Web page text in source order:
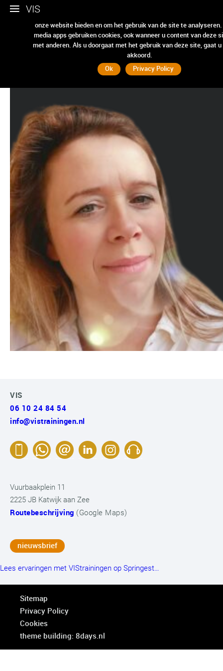
VIS
jolanda_50
VIS
06 10 24 84 54
info@vistrainingen.nl
Vuurbaakplein 11
2225 JB Katwijk aan Zee
Routebeschrijving (Google Maps)
nieuwsbrief
Lees ervaringen met VIStrainingen op Springest…
Sitemap
Privacy Policy
Cookies
theme building: 8days.nl
Wij gebruiken cookies om ervoor te zorgen dat we u de beste
onze website bieden en om het gebruik van de site te
media apps gebruiken cookies, ook wanneer u content van deze
met anderen. Als u doorgaat met het gebruik van deze site, gaat
akkoord.
Ok
Privacy Policy